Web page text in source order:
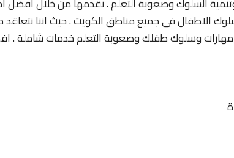
الاطفال فى جميع مناطق الكويت . حيث اننا نتعاقد
مهارات وسلوك طفلك وصعوبة التعلم خدمات شاملة .